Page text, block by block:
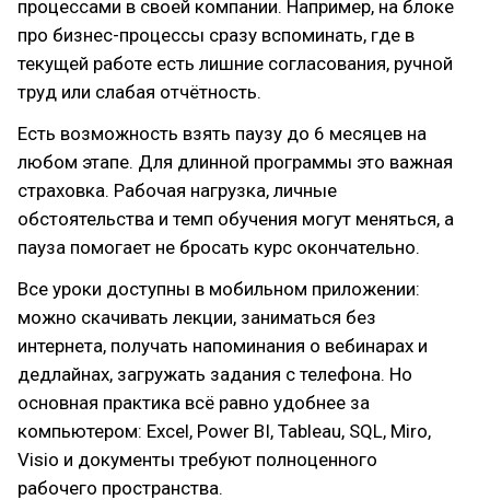
процессами в своей компании. Например, на блоке
про бизнес-процессы сразу вспоминать, где в
текущей работе есть лишние согласования, ручной
труд или слабая отчётность.
Есть возможность взять паузу до 6 месяцев на
любом этапе. Для длинной программы это важная
страховка. Рабочая нагрузка, личные
обстоятельства и темп обучения могут меняться, а
пауза помогает не бросать курс окончательно.
Все уроки доступны в мобильном приложении:
можно скачивать лекции, заниматься без
интернета, получать напоминания о вебинарах и
дедлайнах, загружать задания с телефона. Но
основная практика всё равно удобнее за
компьютером: Excel, Power BI, Tableau, SQL, Miro,
Visio и документы требуют полноценного
рабочего пространства.